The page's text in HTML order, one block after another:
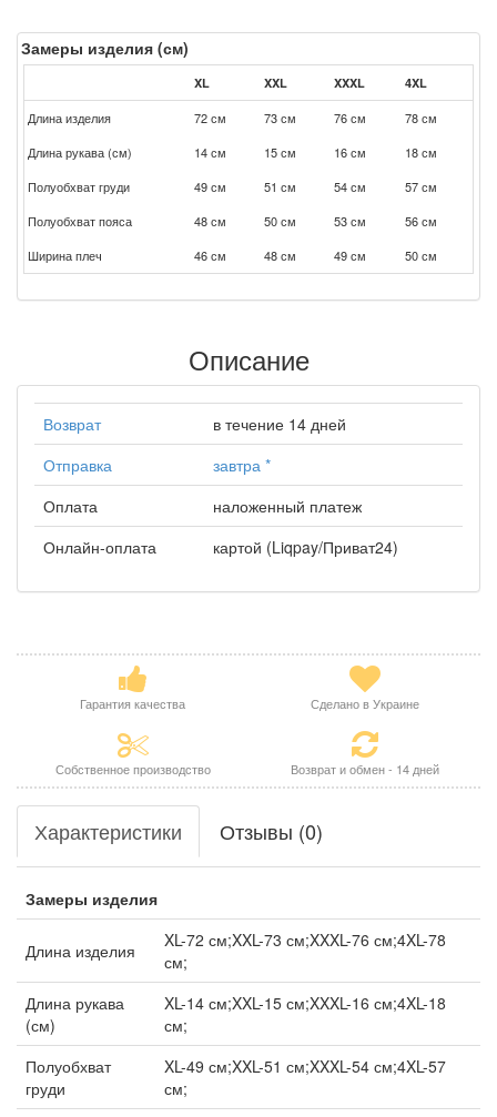
Замеры изделия (см)
XL XXL XXXL 4XL
Длина изделия 72 см 73 см 76 см
78 см
Длина рукава (см)
14 см 15 см 16 см
18 см
Полуобхват груди
49 см 51 см 54 см
57 см
Полуобхват пояса
48 см 50 см 53 см
56 см
Ширина плеч
46 см 48 см 49 см 50 см
Описание
Возврат
в течение 14 дней
Отправка
завтра *
Оплата
наложенный платеж
Онлайн-оплата
картой (Liqpay/Приват24)
Гарантия качества Сделано в Украине
Собственное производство Возврат и обмен - 14 дней
Характеристики Отзывы (0)
Замеры изделия
Длина изделия
XL-72 см;XXL-73 см;XXXL-76 см;4XL-78
см;
Длина рукава
(см)
XL-14 см;XXL-15 см;XXXL-16 см;4XL-18
см;
Полуобхват
груди
XL-49 см;XXL-51 см;XXXL-54 см;4XL-57
см;